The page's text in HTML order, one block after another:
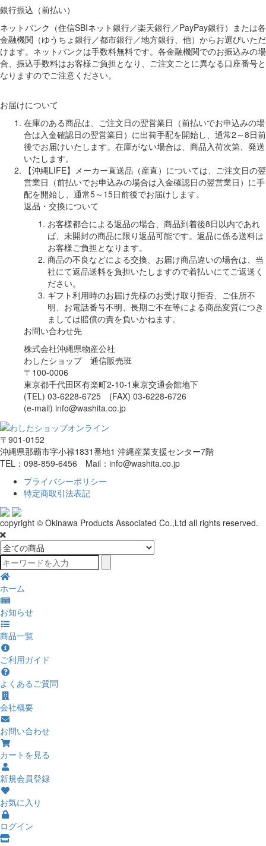
銀行振込（前払い）
ネットバンク（住信SBIネット銀行／楽天銀行／PayPay銀行）または各
金融機関（ゆうちょ銀行／都市銀行／地方銀行、他）からお選びいただ
けます。ネットバンクは手数料無料です。各金融機関でのお振込みの場
合、振込手数料はお客様ご負担となり、ご注文ごとに異なる口座番号と
なりますのでご注意ください。
お届けについて
在庫のある商品は、ご注文日の翌営業日（前払いでお申込みの場
合は入金確認日の翌営業日）に出荷手配を開始し、通常2～8日前
後でお届けいたします。在庫がない場合は、商品入荷次第、発送
いたします。
【沖縄LIFE】メーカー直送品（産直）については、ご注文日の翌
営業日（前払いでお申込みの場合は入金確認日の翌営業日）に手
配を開始し、通常5～15日前後でお届けします。
返品・交換について
お客様都合による返品の場合、商品到着後8日以内であれ
ば、未開封の商品に限り返品可能です。返品に係る送料は
お客様ご負担となります。
商品の不良などによる交換、お届け商品違いの場合は、当
社にて返品送料を負担いたしますので着払いにてご返送く
ださい。
ギフト利用時のお届け先様のお受け取り拒否、ご住所不
明、お電話番号不明、長期ご不在等による商品変質につき
ましては賠償の責を負いかねます。
お問い合わせ先
株式会社沖縄県物産公社
わしたショップ 通信販売班
〒100-0006
東京都千代田区有楽町2-10-1東京交通会館地下
(TEL) 03-6228-6725 (FAX) 03-6228-6726
(e-mail) info@washita.co.jp
〒901-0152
沖縄県那覇市字小禄1831番地1 沖縄産業支援センター7階
TEL：098-859-6456 Mail：info@washita.co.jp
プライバシーポリシー
特定商取引法表記
copyright © Okinawa Products Associated Co.,Ltd all rights reserved.
ホーム
お知らせ
商品一覧
ご利用ガイド
よくあるご質問
会社概要
お問い合わせ
カートを見る
新規会員登録
お気に入り
ログイン